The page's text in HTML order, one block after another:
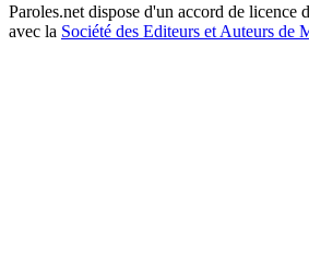
Paroles.net dispose d'un accord de licence
avec la Société des Editeurs et Auteurs de